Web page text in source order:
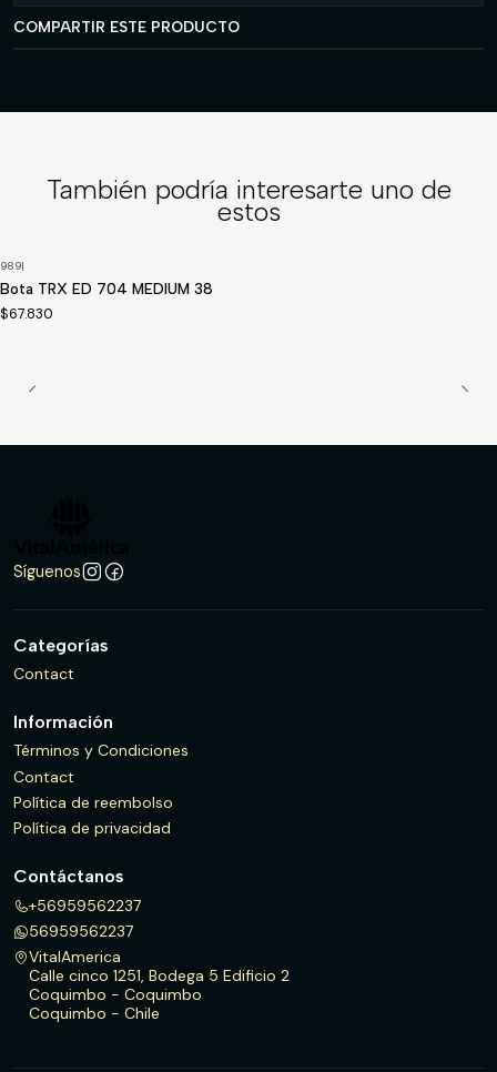
COMPARTIR ESTE PRODUCTO
También podría interesarte uno de
estos
989|
Bota TRX ED 704 MEDIUM 38
$67.830
Síguenos
Categorías
Contact
Información
Términos y Condiciones
Contact
Política de reembolso
Política de privacidad
Contáctanos
+56959562237
56959562237
VitalAmerica
Calle cinco 1251, Bodega 5 Edificio 2
Coquimbo - Coquimbo
Coquimbo - Chile